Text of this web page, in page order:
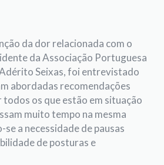
da dor relacionada com o
da Associação Portuguesa
Seixas, foi entrevistado
abordadas recomendações
os que estão em situação
muito tempo na mesma
a necessidade de pausas
de posturas e